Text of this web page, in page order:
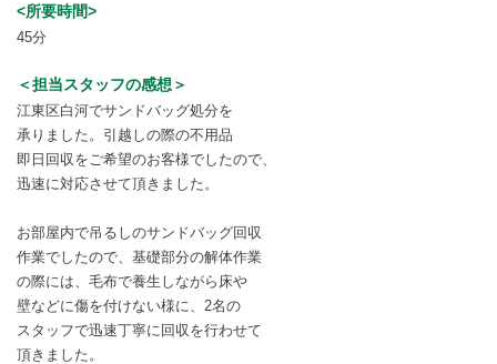
<所要時間>
45分
＜担当スタッフの感想＞
江東区白河でサンドバッグ処分を
承りました。引越しの際の不用品
即日回収をご希望のお客様でしたので、
迅速に対応させて頂きました。
お部屋内で吊るしのサンドバッグ回収
作業でしたので、基礎部分の解体作業
の際には、毛布で養生しながら床や
壁などに傷を付けない様に、2名の
スタッフで迅速丁寧に回収を行わせて
頂きました。